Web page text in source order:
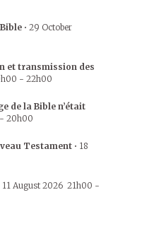
• 29 October
et transmission des
- 22h00
de la Bible n’était
- 20h00
Testament • 18
11 August 2026 21h00 -